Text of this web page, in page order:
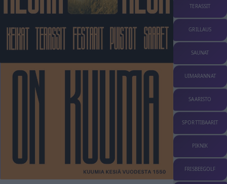
TERASSIT
GRILLAUS
SAUNAT
UIMARANNAT
SAARISTO
SPORTTIBAARIT
PIKNIK
FRISBEEGOLF